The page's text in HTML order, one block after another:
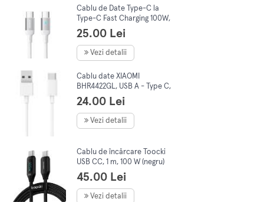
Cablu de Date Type-C la
Type-C Fast Charging 100W,
480Mbps, 1.2m, JoyRoom (S-
CC100A10), White
25.00 Lei
Vezi detalii
Cablu date XIAOMI
BHR4422GL, USB A - Type C,
1m, alb
24.00 Lei
Vezi detalii
Cablu de încărcare Toocki
USB CC, 1 m, 100 W (negru)
45.00 Lei
Vezi detalii